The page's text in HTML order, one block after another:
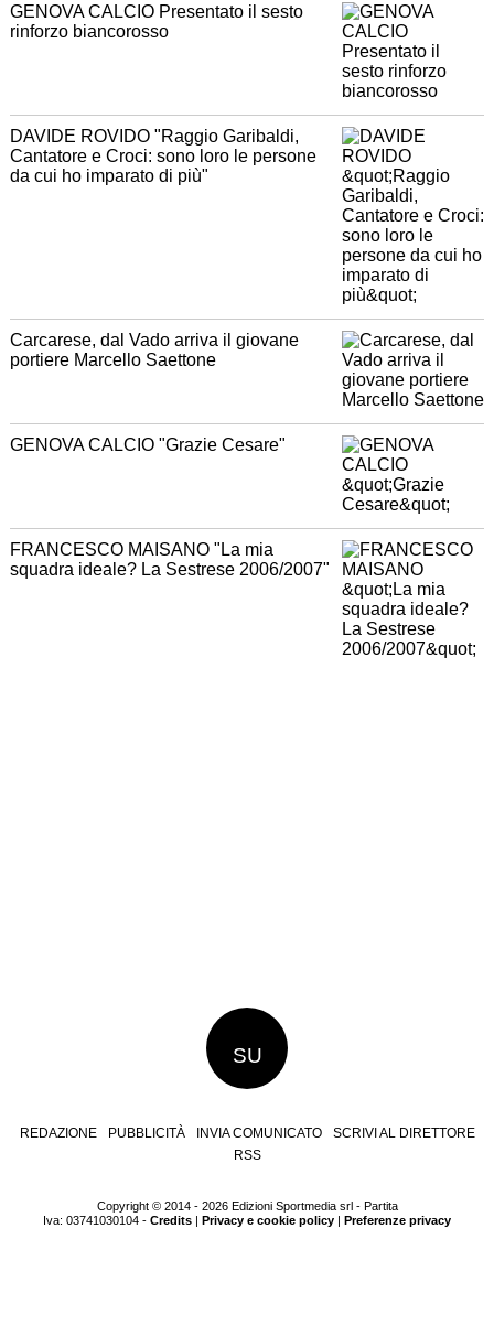
GENOVA CALCIO Presentato il sesto
rinforzo biancorosso
DAVIDE ROVIDO "Raggio Garibaldi,
Cantatore e Croci: sono loro le persone
da cui ho imparato di più"
Carcarese, dal Vado arriva il giovane
portiere Marcello Saettone
GENOVA CALCIO "Grazie Cesare"
FRANCESCO MAISANO "La mia
squadra ideale? La Sestrese 2006/2007"
SU
REDAZIONE PUBBLICITÀ INVIA COMUNICATO
SCRIVI AL DIRETTORE
RSS
Copyright © 2014 - 2026 Edizioni Sportmedia srl - Partita
Iva: 03741030104 - Credits | Privacy e cookie policy | Preferenze privacy